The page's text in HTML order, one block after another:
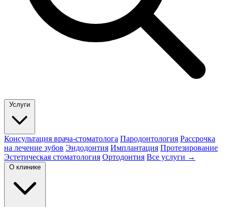
Услуги
Консультация врача-стоматолога Пародонтология Рассрочка
на лечение зубов Эндодонтия Имплантация Протезирование
Эстетическая стоматология Ортодонтия Все услуги →
О клинике